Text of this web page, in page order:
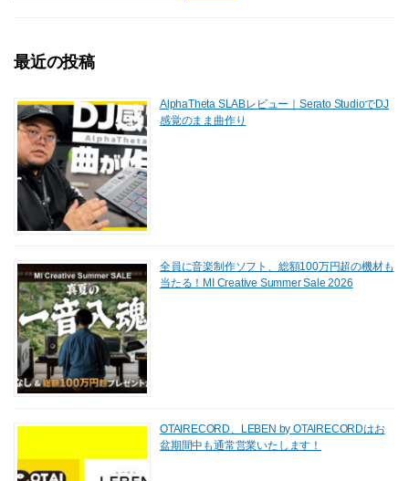
o
k
n
最近の投稿
AlphaTheta SLABレビュー｜Serato StudioでDJ
感覚のまま曲作り
全員に音楽制作ソフト、総額100万円超の機材も
当たる！MI Creative Summer Sale 2026
OTAIRECORD、LEBEN by OTAIRECORDはお
盆期間中も通常営業いたします！